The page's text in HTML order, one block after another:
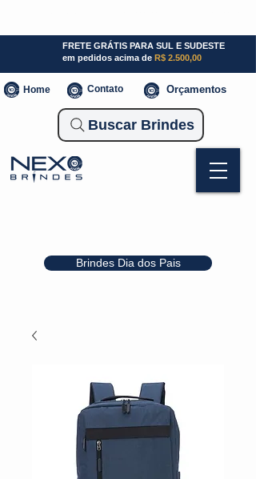
Brindes Dia dos Pais
FRETE GRÁTIS PARA SUL E SUDESTE
em pedidos acima de R$ 2.500,00
Home Contato Orçamentos
Buscar Brindes